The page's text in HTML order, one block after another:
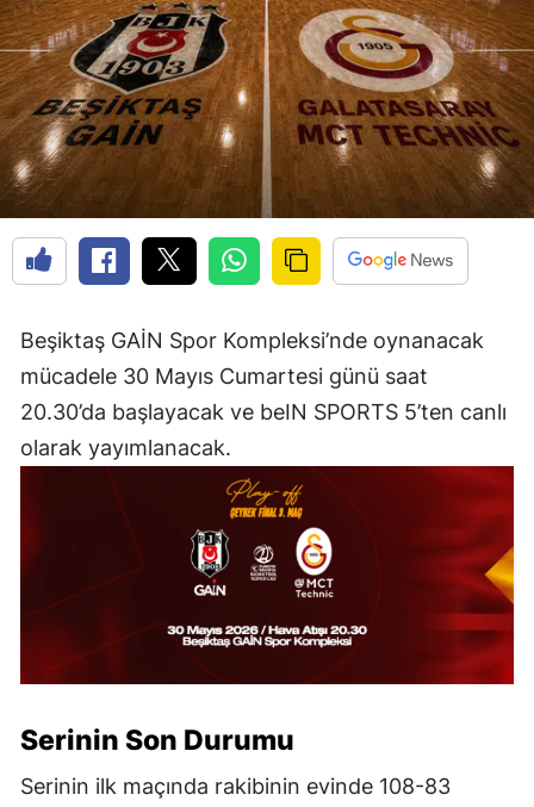
Beşiktaş GAİN Spor Kompleksi’nde oynanacak
mücadele 30 Mayıs Cumartesi günü saat
20.30’da başlayacak ve beIN SPORTS 5’ten canlı
olarak yayımlanacak.
Serinin Son Durumu
Serinin ilk maçında rakibinin evinde 108-83